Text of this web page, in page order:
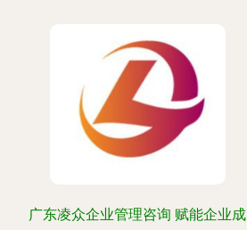
广东凌众企业管理咨询 赋能企业成